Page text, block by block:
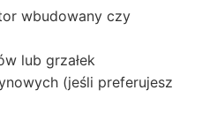
wbudowany czy
lub grzałek
(jeśli preferujesz